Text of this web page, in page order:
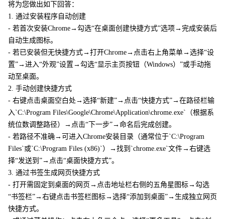
将为您做出如下回答：
1. 通过安装程序自动创建
- 若首次安装Chrome→勾选“在桌面创建快捷方式”选项→完成安装后
自动生成图标。
- 若已安装但无快捷方式→打开Chrome→点击右上角菜单→选择“设
置”→进入“外观”设置→勾选“显示主页按钮（Windows）”或手动拖
动至桌面。
2. 手动创建快捷方式
- 右键点击桌面空白处→选择“新建”→点击“快捷方式”→在路径栏输
入`C:\Program Files\Google\Chrome\Application\chrome.exe`（根据系
统位数调整路径）→点击“下一步”→命名后完成创建。
- 若路径不准确→可进入Chrome安装目录（通常位于`C:\Program
Files`或`C:\Program Files (x86)`）→找到`chrome.exe`文件→右键选
择“发送到”→点击“桌面快捷方式”。
3. 通过书签生成网页快捷方式
- 打开需固定到桌面的网页→点击地址栏右侧的五角星图标→勾选
“书签栏”→右键点击书签栏图标→选择“添加到桌面”→生成独立网页
快捷方式。